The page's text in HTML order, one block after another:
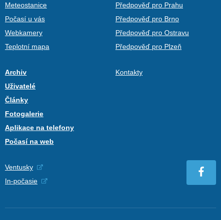
Meteostanice
Počasí u vás
Webkamery
Teplotní mapa
Předpověď pro Prahu
Předpověď pro Brno
Předpověď pro Ostravu
Předpověď pro Plzeň
Archiv
Uživatelé
Články
Fotogalerie
Aplikace na telefony
Počasí na web
Kontakty
Ventusky
In-počasie